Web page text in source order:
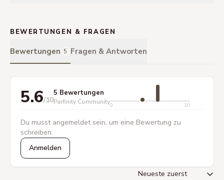
BEWERTUNGEN & FRAGEN
Bewertungen 5 Fragen & Antworten
5.6/10
5 Bewertungen
Parfinity Community0 10
Du musst angemeldet sein, um eine Bewertung zu
schreiben.
Anmelden